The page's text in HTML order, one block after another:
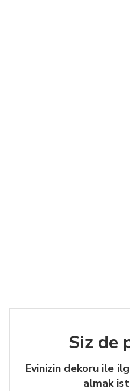
Siz de
Evinizin dekoru ile
almak